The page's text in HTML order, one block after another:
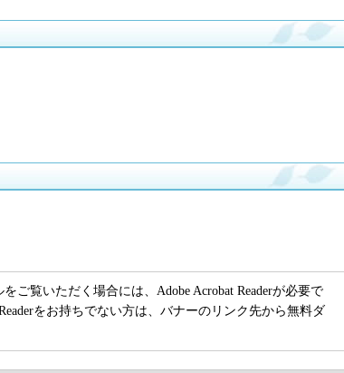
ご覧いただく場合には、Adobe Acrobat Readerが必要で
をお持ちでない方は、バナーのリンク先から無料ダ